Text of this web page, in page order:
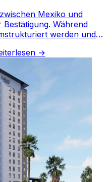
Mexiko und
Während
werden und
→